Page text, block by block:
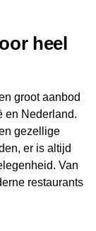
past bij de
niet
om
heel
groot aanbod
en Nederland.
gezellige
er is altijd
Van
restaurants
wat wils.